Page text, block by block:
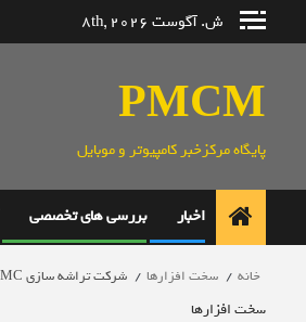
ش. آگوست 8th, 2026
PMCM
پایگاه مرکزخبر کامپیوتر و موبایل
اخبار بررسی های تخصصی
خانه سخت افزارها شرکت تراشه سازی TSMC آماده انتقال هزینه‌های تعرفه است
سخت افزارها